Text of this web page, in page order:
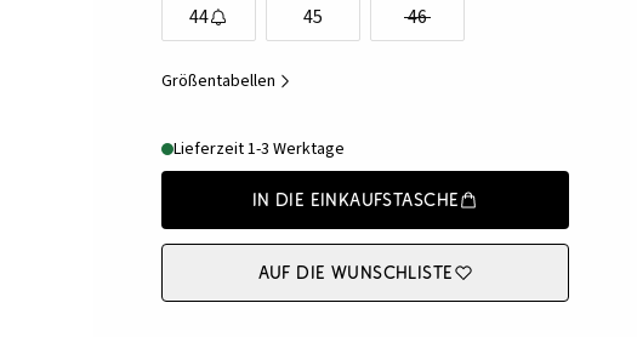
44 45 46
Größentabellen
Lieferzeit 1-3 Werktage
In die Einkaufstasche
Auf die Wunschliste